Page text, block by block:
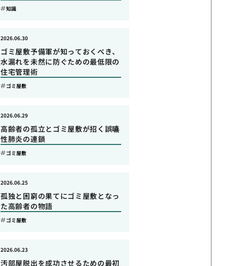
知識
ゴミ屋敷予備軍が知っておくべき、
水漏れを未然に防ぐための最低限の
住宅管理術
2026.06.30
ゴミ屋敷
高齢者の孤立とゴミ屋敷が招く誤嚥
性肺炎の連鎖
2026.06.29
ゴミ屋敷
孤独と困窮の果てにゴミ屋敷となっ
た高齢者の物語
2026.06.25
ゴミ屋敷
汚部屋脱出を成功させるための最初
2026.06.23